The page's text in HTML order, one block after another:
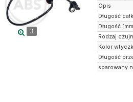
3
Opis
Długość
Długość
Rodzaj
Kolor
Długość
sparowany